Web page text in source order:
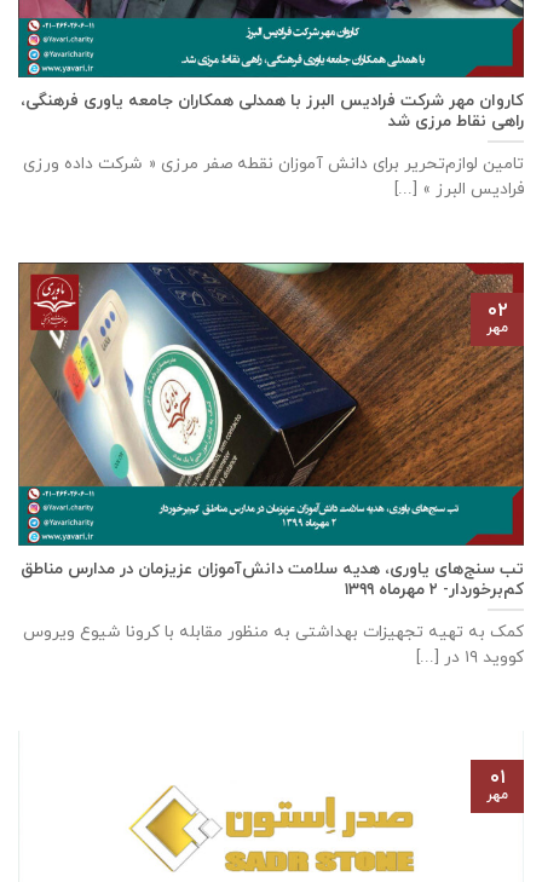
كاروان مهر شرکت فرادیس البرز با همدلی همکاران جامعه یاوری فرهنگی،
راهی نقاط مرزی شد
تامين لوازم‌تحرير برای دانش آموزان نقطه صفر مرزی « شرکت داده ورزی
فراديس البرز » [...]
تب سنج‌های یاوری، هدیه سلامت دانش‌آموزان عزیزمان در مدارس مناطق
کم‌برخوردار- ۲ مهرماه ۱۳۹۹
کمک به تهیه تجهیزات بهداشتی به منظور مقابله با کرونا شیوع ویروس
کووید ۱۹ در [...]
۰۲
مهر
۰۱
مهر